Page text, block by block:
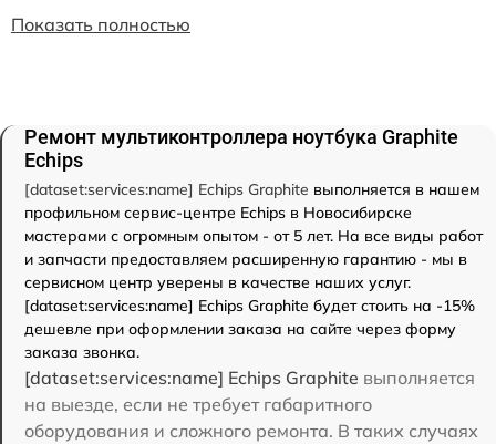
Показать полностью
Ремонт мультиконтроллера ноутбука Graphite
Echips
[dataset:services:name] Echips Graphite выполняется в нашем
профильном сервис-центре Echips в Новосибирске
мастерами с огромным опытом - от 5 лет. На все виды работ
и запчасти предоставляем расширенную гарантию - мы в
сервисном центр уверены в качестве наших услуг.
[dataset:services:name] Echips Graphite будет стоить на -15%
дешевле при оформлении заказа на сайте через форму
заказа звонка.
[dataset:services:name] Echips Graphite выполняется
на выезде, если не требует габаритного
оборудования и сложного ремонта. В таких случаях